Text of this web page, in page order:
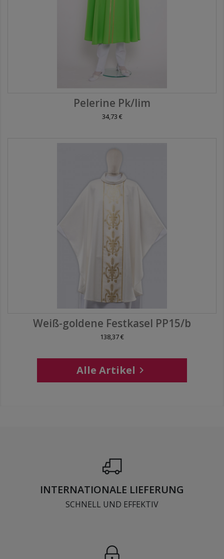
Pelerine Pk/lim
34,73 €
Weiß-goldene Festkasel PP15/b
138,37 €
Alle Artikel 
INTERNATIONALE LIEFERUNG
SCHNELL UND EFFEKTIV